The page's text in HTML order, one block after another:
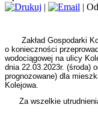
|
Zakład Gospodarki
o konieczności
wodociągowej na ulicy
dnia 22.03.2023r. (środa)
prognozowane) dla
Kolejowa.
Za wszelkie